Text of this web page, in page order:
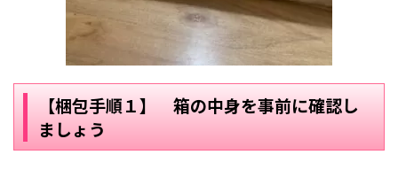
【梱包手順１】 箱の中身を事前に確認し
ましょう